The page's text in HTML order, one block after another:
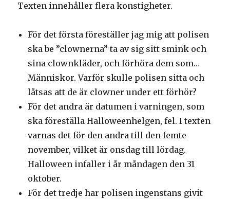
Texten innehåller flera konstigheter.
För det första föreställer jag mig att polisen
ska be ”clownerna” ta av sig sitt smink och
sina clownkläder, och förhöra dem som…
Människor. Varför skulle polisen sitta och
låtsas att de är clowner under ett förhör?
För det andra är datumen i varningen, som
ska föreställa Halloweenhelgen, fel. I texten
varnas det för den andra till den femte
november, vilket är onsdag till lördag.
Halloween infaller i år måndagen den 31
oktober.
För det tredje har polisen ingenstans givit